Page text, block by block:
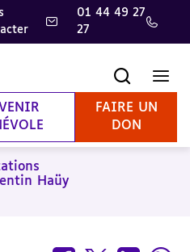
01 44 49 27
27
FAIRE UN
DON
Haüy